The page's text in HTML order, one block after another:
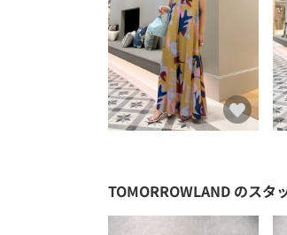
TOMORROWLAND のスタ